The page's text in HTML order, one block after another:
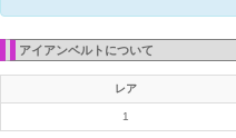
アイアンベルトについて
レア
1